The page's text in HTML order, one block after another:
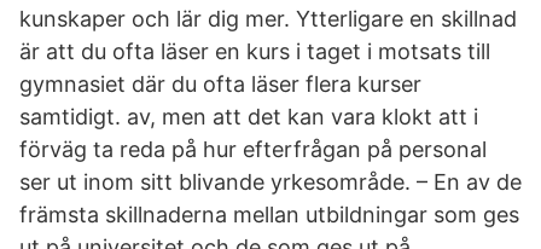
kunskaper och lär dig mer. Ytterligare en skillnad
är att du ofta läser en kurs i taget i motsats till
gymnasiet där du ofta läser flera kurser
samtidigt. av, men att det kan vara klokt att i
förväg ta reda på hur efterfrågan på personal
ser ut inom sitt blivande yrkesområde. – En av de
främsta skillnaderna mellan utbildningar som ges